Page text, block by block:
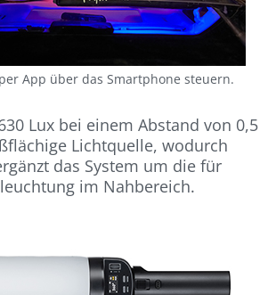
App über das Smartphone steuern.
Lux bei einem Abstand von 0,5
Lichtquelle, wodurch
das System um die für
im Nahbereich.